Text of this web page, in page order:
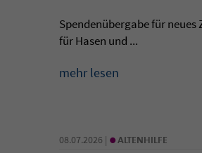
Spendenübergabe für neues
für Hasen und ...
mehr lesen
08.07.2026 | • ALTENHILFE